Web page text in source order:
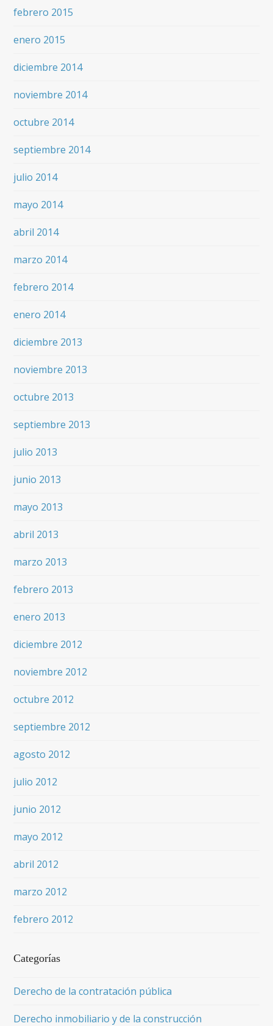
febrero 2015
enero 2015
diciembre 2014
noviembre 2014
octubre 2014
septiembre 2014
julio 2014
mayo 2014
abril 2014
marzo 2014
febrero 2014
enero 2014
diciembre 2013
noviembre 2013
octubre 2013
septiembre 2013
julio 2013
junio 2013
mayo 2013
abril 2013
marzo 2013
febrero 2013
enero 2013
diciembre 2012
noviembre 2012
octubre 2012
septiembre 2012
agosto 2012
julio 2012
junio 2012
mayo 2012
abril 2012
marzo 2012
febrero 2012
Categorías
Derecho de la contratación pública
Derecho inmobiliario y de la construcción